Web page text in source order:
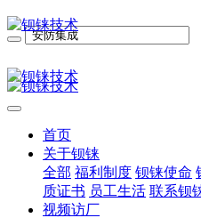
首页
关于钡铼
全部 福利制度 钡铼使命
质证书 员工生活 联系钡
视频访厂